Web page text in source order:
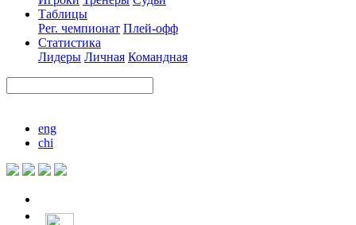
Таблицы
Рег. чемпионат Плей-офф
Статистика
Лидеры Личная Командная
eng
chi